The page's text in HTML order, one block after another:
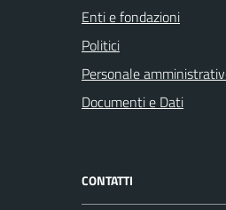
Enti e fondazioni
Politici
Personale
Documenti e Dati
CONTATTI